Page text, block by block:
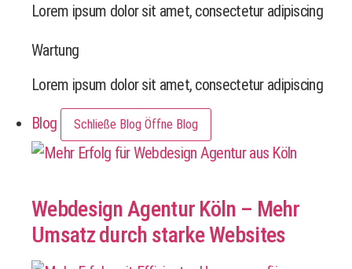
Lorem ipsum dolor sit amet, consectetur adipiscing
Wartung
Lorem ipsum dolor sit amet, consectetur adipiscing
Blog Schließe Blog Öffne Blog
Webdesign Agentur Köln – Mehr
Umsatz durch starke Websites